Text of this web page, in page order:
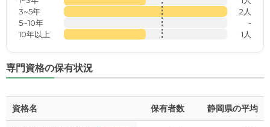
3~5年
2人
5~10年
-
10年以上
1人
専門資格の保有状況
資格名 保有者数 静岡県の平均